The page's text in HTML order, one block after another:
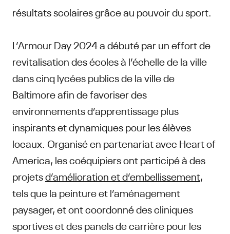
résultats scolaires grâce au pouvoir du sport.
L’Armour Day 2024 a débuté par un effort de
revitalisation des écoles à l’échelle de la ville
dans cinq lycées publics de la ville de
Baltimore afin de favoriser des
environnements d’apprentissage plus
inspirants et dynamiques pour les élèves
locaux. Organisé en partenariat avec Heart of
America, les coéquipiers ont participé à des
projetsd’amélioration et d’embellissement,
tels que la peinture et l’aménagement
paysager, et ont coordonné des cliniques
sportives et des panels de carrière pour les